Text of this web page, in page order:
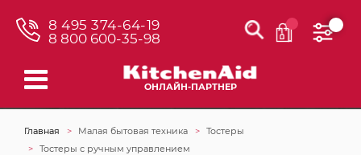
8 495 374-64-19
8 800 600-35-98
ОНЛАЙН-ПАРТНЕР
Главная Малая бытовая техника
Тостеры
Тостеры с ручным управлением